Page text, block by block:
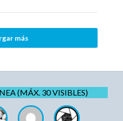
más
(MÁX. 30 VISIBLES)